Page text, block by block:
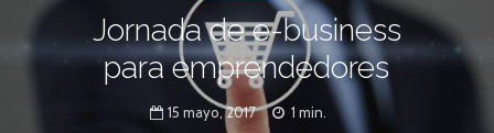
Jornada de e-business
para emprendedores
15 mayo, 2017 1 min.